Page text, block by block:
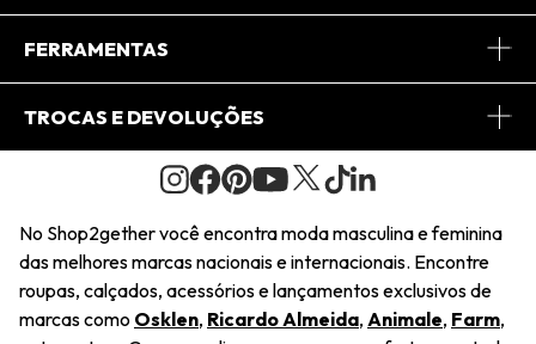
Journal
Saiu na Mídia
Sustentabilidade
Central de Relacionamento
Regulamento e Promoções
FERRAMENTAS
Minha Conta
Pedido de Presente
Wishlist
TROCAS E DEVOLUÇÕES
Condições Gerais
Troca Fácil
Restituição de Pagamento
No Shop2gether você encontra moda masculina e feminina
das melhores marcas nacionais e internacionais. Encontre
roupas, calçados, acessórios e lançamentos exclusivos de
marcas como Osklen, Ricardo Almeida, Animale, Farm,